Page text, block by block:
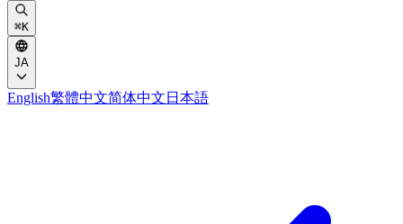
⌘K
JA
English繁體中文简体中文 日本語